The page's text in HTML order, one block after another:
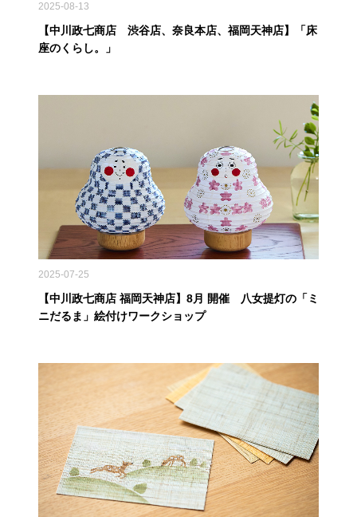
2025-08-13
【中川政七商店 渋谷店、奈良本店、福岡天神店】「床
座のくらし。」
2025-07-25
【中川政七商店 福岡天神店】8月 開催 八女提灯の「ミ
ニだるま」絵付けワークショップ